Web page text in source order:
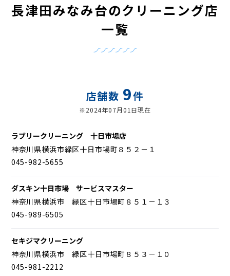
長津田みなみ台のクリーニング店
一覧
店舗数 9件
※2024年07月01日現在
ラブリークリーニング 十日市場店
神奈川県横浜市緑区十日市場町８５２－１
045-982-5655
ダスキン十日市場 サービスマスター
神奈川県横浜市 緑区十日市場町８５１－１３
045-989-6505
セキジマクリーニング
神奈川県横浜市 緑区十日市場町８５３－１０
045-981-2212